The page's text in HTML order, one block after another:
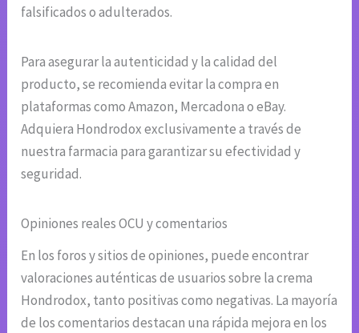
falsificados o adulterados.
Para asegurar la autenticidad y la calidad del
producto, se recomienda evitar la compra en
plataformas como Amazon, Mercadona o eBay.
Adquiera Hondrodox exclusivamente a través de
nuestra farmacia para garantizar su efectividad y
seguridad.
Opiniones reales OCU y comentarios
En los foros y sitios de opiniones, puede encontrar
valoraciones auténticas de usuarios sobre la crema
Hondrodox, tanto positivas como negativas. La mayoría
de los comentarios destacan una rápida mejora en los